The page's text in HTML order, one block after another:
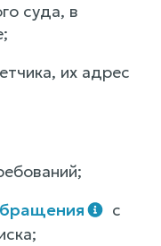
суда, в
их адрес
с